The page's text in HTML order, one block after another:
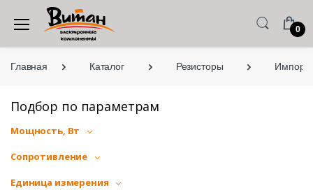
0
Главная Каталог Резисторы
Подбор по параметрам
Мощность, Вт
Сопротивление
Единица измерения